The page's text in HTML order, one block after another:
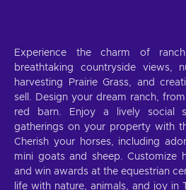
Experience the charm of
breathtaking countryside views,
harvesting Prairie Grass, and
sell. Design your dream ranch,
red barn. Enjoy a lively social
gatherings on your property with
Cherish your horses, including
mini goats and sheep. Customize
and win awards at the equestrian
life with nature, animals, and joy in